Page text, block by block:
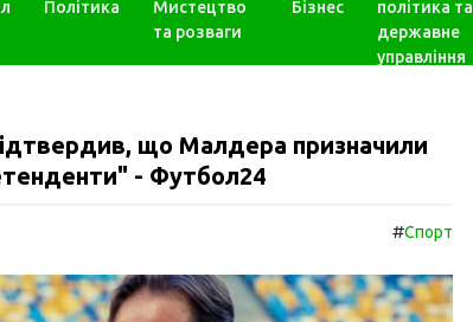
Політика
Мистецтво
та розваги
Бізнес
політика та
державне
управління
що Малдера призначили
- Футбол24
#Спорт